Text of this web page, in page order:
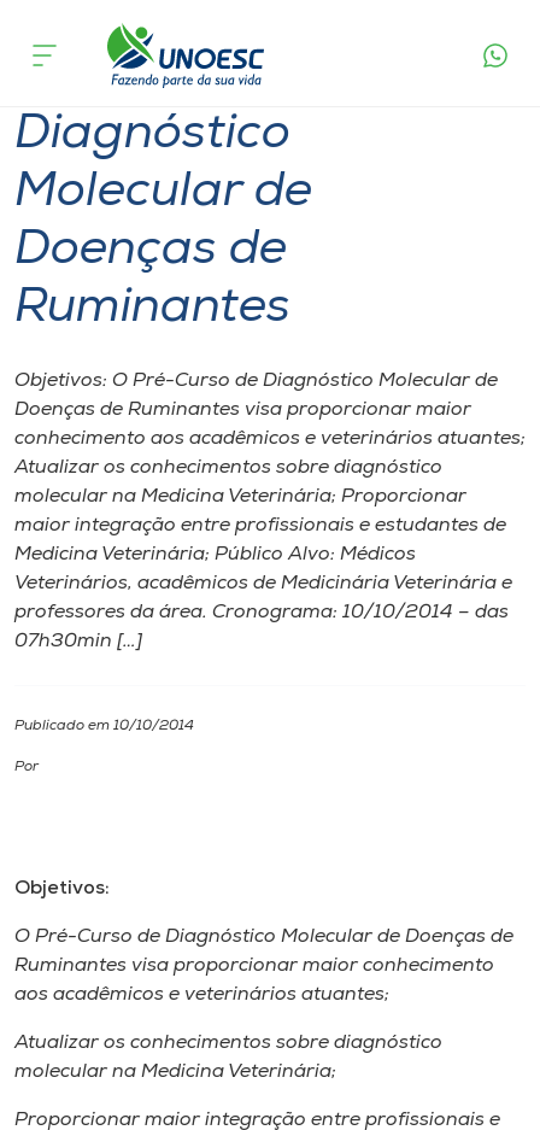
Cursos
Onde estamos
Pesquisa
Atendimento ao Estudante
A
Internacionalização
I.nova
Cultura
Biblioteca
acontece
Diagnóstico
Molecular de
Doenças de
Ruminantes
Objetivos: O Pré-Curso de Diagnóstico Molecular de
Doenças de Ruminantes visa proporcionar maior
conhecimento aos acadêmicos e veterinários atuantes;
Atualizar os conhecimentos sobre diagnóstico
molecular na Medicina Veterinária; Proporcionar
maior integração entre profissionais e estudantes de
Medicina Veterinária; Público Alvo: Médicos
Veterinários, acadêmicos de Medicinária Veterinária e
professores da área. Cronograma: 10/10/2014 – das
07h30min […]
Publicado em 10/10/2014
Por
Objetivos:
O Pré-Curso de Diagnóstico Molecular de Doenças de
Ruminantes visa proporcionar maior conhecimento
aos acadêmicos e veterinários atuantes;
Atualizar os conhecimentos sobre diagnóstico
molecular na Medicina Veterinária;
Proporcionar maior integração entre profissionais e